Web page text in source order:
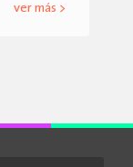
ver más >